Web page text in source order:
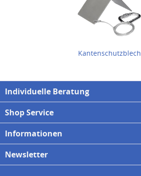
Kantenschutzblech
Individuelle Beratung
Shop Service
Informationen
Newsletter